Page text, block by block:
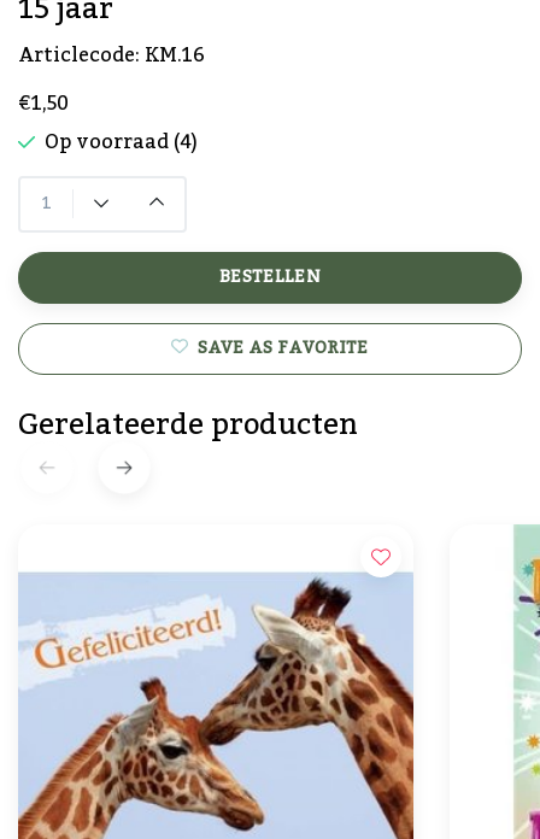
Articlecode:KM.16
€1,50
Op voorraad (4)
BESTELLEN
SAVE AS FAVORITE
Gerelateerde producten